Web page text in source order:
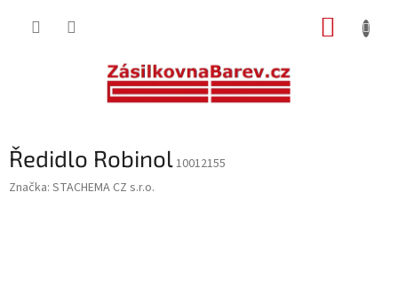
Ředidlo Robinol10012155
Značka: STACHEMA CZ s.r.o.